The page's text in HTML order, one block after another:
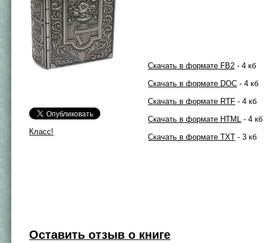
Класс!
Скачать в формате FB2 - 4 кб
Скачать в формате DOC - 4 кб
Скачать в формате RTF - 4 кб
Скачать в формате HTML - 4 кб
Скачать в формате TXT - 3 кб
Оставить отзыв о книге